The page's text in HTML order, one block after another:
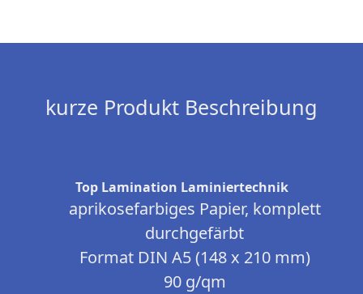
kurze Produkt Beschreibung
Top Lamination Laminiertechnik
aprikosefarbiges Papier, komplett
durchgefärbt
Format DIN A5 (148 x 210 mm)
90 g/qm